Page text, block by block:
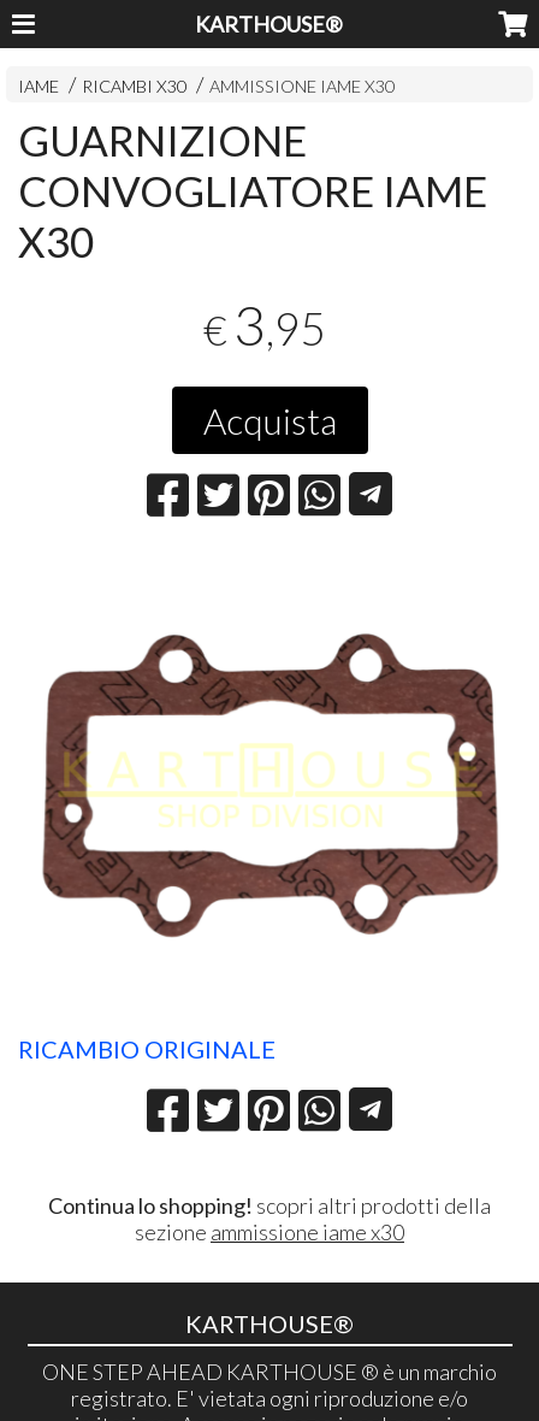
KARTHOUSE®
IAME RICAMBI X30 AMMISSIONE IAME X30
GUARNIZIONE
CONVOGLIATORE IAME
X30
€ 3,95
Acquista
RICAMBIO ORIGINALE
Continua lo shopping! scopri altri prodotti della
sezione ammissione iame x30
KARTHOUSE®
ONE STEP AHEAD KARTHOUSE ® è un marchio
registrato. E' vietata ogni riproduzione e/o